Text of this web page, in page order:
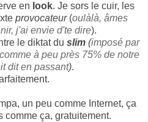
en look. Je sors le cuir, les
provocateur(oulàlà, âmes
j'ai envie d'te dire).
le diktat du slim (imposé par
à peu près 75% de notre
dit en passant).
un peu comme Internet, ça
comme ça, gratuitement.